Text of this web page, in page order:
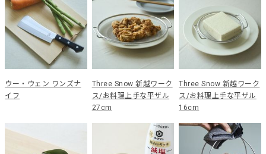
ウー・ウェン ワンズナ
イフ
Three Snow 新越ワーク
ス/お料理上手な平ザル
27cm
Three Snow 新越ワーク
ス/お料理上手な平ザル
16cm